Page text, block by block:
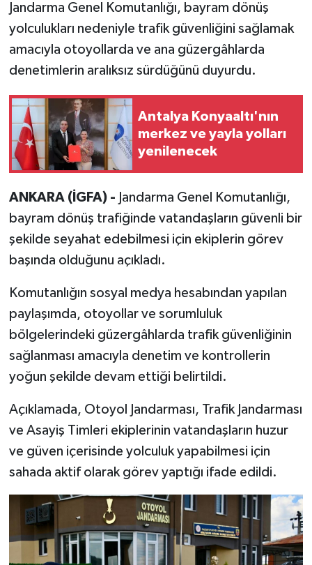
Jandarma Genel Komutanlığı, bayram dönüş
yolculukları nedeniyle trafik güvenliğini sağlamak
amacıyla otoyollarda ve ana güzergâhlarda
denetimlerin aralıksız sürdüğünü duyurdu.
Antalya Konyaaltı'nın
merkez ve yayla yolları
yenilenecek
ANKARA (İGFA) - Jandarma Genel Komutanlığı,
bayram dönüş trafiğinde vatandaşların güvenli bir
şekilde seyahat edebilmesi için ekiplerin görev
başında olduğunu açıkladı.
Komutanlığın sosyal medya hesabından yapılan
paylaşımda, otoyollar ve sorumluluk
bölgelerindeki güzergâhlarda trafik güvenliğinin
sağlanması amacıyla denetim ve kontrollerin
yoğun şekilde devam ettiği belirtildi.
Açıklamada, Otoyol Jandarması, Trafik Jandarması
ve Asayiş Timleri ekiplerinin vatandaşların huzur
ve güven içerisinde yolculuk yapabilmesi için
sahada aktif olarak görev yaptığı ifade edildi.